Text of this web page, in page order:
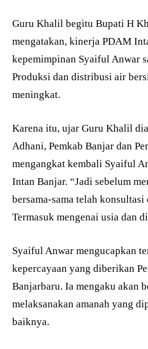
Guru Khalil begitu Bupati H
mengatakan, kinerja PDAM
kepemimpinan Syaiful Anwar
Produksi dan distribusi air
meningkat.
Karena itu, ujar Guru Khalil
Adhani, Pemkab Banjar dan
mengangkat kembali Syaiful
Intan Banjar. “Jadi sebelum
bersama-sama telah
Termasuk mengenai usia dan
Syaiful Anwar mengucapkan
kepercayaan yang diberikan
Banjarbaru. Ia mengaku akan
melaksanakan amanah yang
baiknya.